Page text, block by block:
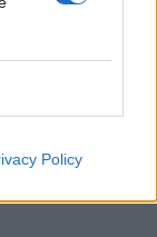
Policy
μέχρι
«θα